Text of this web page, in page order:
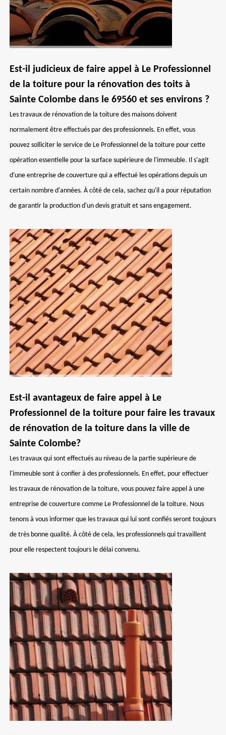
Est-il judicieux de faire appel à Le Professionnel
de la toiture pour la rénovation des toits à
Sainte Colombe dans le 69560 et ses environs ?
Les travaux de rénovation de la toiture des maisons doivent
normalement être effectués par des professionnels. En effet, vous
pouvez solliciter le service de Le Professionnel de la toiture pour cette
opération essentielle pour la surface supérieure de l'immeuble. Il s'agit
d'une entreprise de couverture qui a effectué les opérations depuis un
certain nombre d'années. À côté de cela, sachez qu'il a pour réputation
de garantir la production d'un devis gratuit et sans engagement.
Est-il avantageux de faire appel à Le
Professionnel de la toiture pour faire les travaux
de rénovation de la toiture dans la ville de
Sainte Colombe?
Les travaux qui sont effectués au niveau de la partie supérieure de
l'immeuble sont à confier à des professionnels. En effet, pour effectuer
les travaux de rénovation de la toiture, vous pouvez faire appel à une
entreprise de couverture comme Le Professionnel de la toiture. Nous
tenons à vous informer que les travaux qui lui sont confiés seront toujours
de très bonne qualité. À côté de cela, les professionnels qui travaillent
pour elle respectent toujours le délai convenu.